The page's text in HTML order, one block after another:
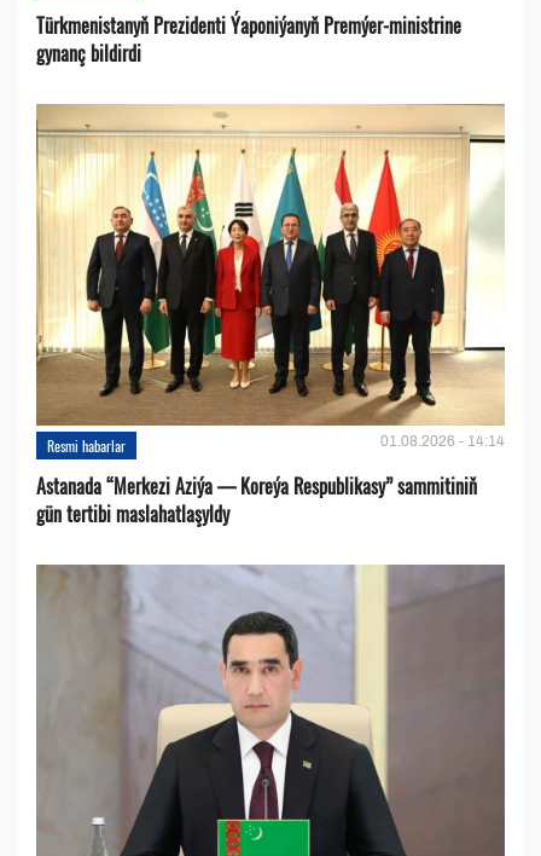
Türkmenistanyň Prezidenti Ýaponiýanyň Premýer-ministrine
gynanç bildirdi
Resmi habarlar 01.08.2026 - 14:14
Astanada “Merkezi Aziýa — Koreýa Respublikasy” sammitiniň
gün tertibi maslahatlaşyldy